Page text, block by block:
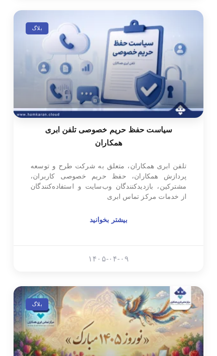
بلاگ
سیاست حفظ حریم خصوصی تلفن ابری
همکاران
تلفن ابری همکاران، متعلق به شرکت طرح و توسعه
پردازش همکاران، حفظ حریم خصوصی کاربران،
مشترکین، بازدیدکنندگان وب‌سایت و استفاده‌کنندگان
از خدمات مرکز تماس ابری
بیشتر بخوانید
۱۴۰۵-۰۴-۰۹
بلاگ